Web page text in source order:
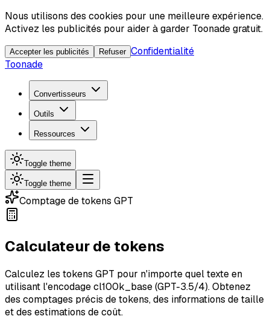
Nous utilisons des cookies pour une meilleure expérience.
Activez les publicités pour aider à garder Toonade gratuit.
Accepter les publicités Refuser Confidentialité
Toonade
Convertisseurs
Outils
Ressources
Toggle theme
Toggle theme
Comptage de tokens GPT
Calculateur de tokens
Calculez les tokens GPT pour n'importe quel texte en
utilisant l'encodage cl100k_base (GPT-3.5/4). Obtenez
des comptages précis de tokens, des informations de taille
et des estimations de coût.